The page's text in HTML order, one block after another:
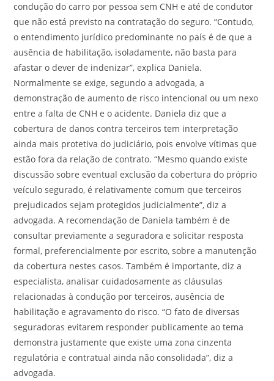
condução do carro por pessoa sem CNH e até de condutor
que não está previsto na contratação do seguro. “Contudo,
o entendimento jurídico predominante no país é de que a
ausência de habilitação, isoladamente, não basta para
afastar o dever de indenizar”, explica Daniela.
Normalmente se exige, segundo a advogada, a
demonstração de aumento de risco intencional ou um nexo
entre a falta de CNH e o acidente. Daniela diz que a
cobertura de danos contra terceiros tem interpretação
ainda mais protetiva do judiciário, pois envolve vítimas que
estão fora da relação de contrato. “Mesmo quando existe
discussão sobre eventual exclusão da cobertura do próprio
veículo segurado, é relativamente comum que terceiros
prejudicados sejam protegidos judicialmente”, diz a
advogada. A recomendação de Daniela também é de
consultar previamente a seguradora e solicitar resposta
formal, preferencialmente por escrito, sobre a manutenção
da cobertura nestes casos. Também é importante, diz a
especialista, analisar cuidadosamente as cláusulas
relacionadas à condução por terceiros, ausência de
habilitação e agravamento do risco. “O fato de diversas
seguradoras evitarem responder publicamente ao tema
demonstra justamente que existe uma zona cinzenta
regulatória e contratual ainda não consolidada”, diz a
advogada.